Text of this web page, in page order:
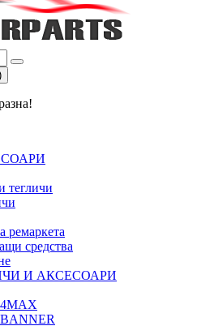
тегличи
ремаркета
средства
И АКСЕСОАРИ